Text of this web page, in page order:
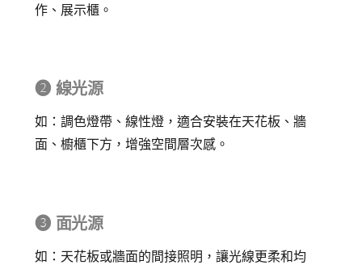
作、展示櫃。
➋ 線光源
如：調色燈帶、線性燈，適合安裝在天花板、牆
面、櫥櫃下方，增強空間層次感。
➌ 面光源
如：天花板或牆面的間接照明，讓光線更柔和均